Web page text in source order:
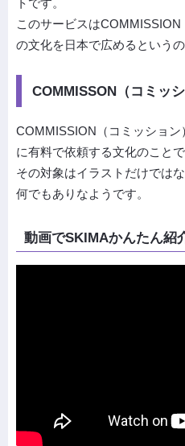
トです。
このサービスは
の文化を日本で広めるという
COMMISSON（コミッ
COMMISSION（コミッション
に有料で依頼する文化のこと
その対象はイラストだけでは
何でもありなようです。
動画でSKIMAかんたん紹